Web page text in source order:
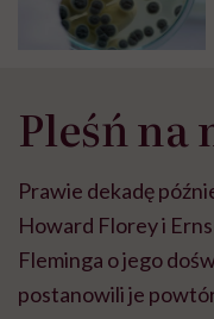
Pleśń na
Prawie dekadę
Howard Florey i
Fleminga o jego
postanowili je